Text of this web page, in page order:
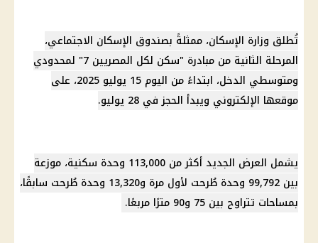
تُطلق وزارة الإسكان، ممثلةً بصندوق الإسكان الاجتماعي،
المرحلة الثانية من مبادرة "سكن لكل المصريين 7" لمحدودي
ومتوسطي الدخل، ابتداءً من اليوم 15 يوليو 2025، على
موقعها الإلكتروني ويبدأ الحجز في 28 يوليو.
يشمل العرض الجديد أكثر من 113,000 وحدة سكنية، موزعة
بين 99,792 وحدة طُرحت لأول مرة و13,320 وحدة طُرحت سابقًا،
بمساحات تتراوح بين 75 و90 مترًا مربعًا.